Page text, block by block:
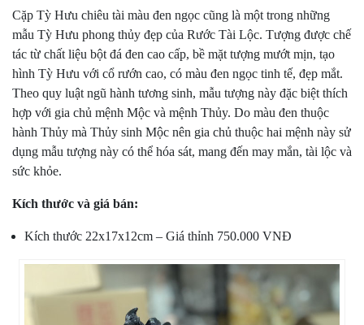
Cặp Tỳ Hưu chiêu tài màu đen ngọc cũng là một trong những
mẫu Tỳ Hưu phong thủy đẹp của Rước Tài Lộc. Tượng được chế
tác từ chất liệu bột đá đen cao cấp, bề mặt tượng mướt mịn, tạo
hình Tỳ Hưu với cổ rướn cao, có màu đen ngọc tinh tế, đẹp mắt.
Theo quy luật ngũ hành tương sinh, mẫu tượng này đặc biệt thích
hợp với gia chủ mệnh Mộc và mệnh Thủy. Do màu đen thuộc
hành Thủy mà Thủy sinh Mộc nên gia chủ thuộc hai mệnh này sử
dụng mẫu tượng này có thể hóa sát, mang đến may mắn, tài lộc và
sức khỏe.
Kích thước và giá bán:
Kích thước 22x17x12cm – Giá thỉnh 750.000 VNĐ